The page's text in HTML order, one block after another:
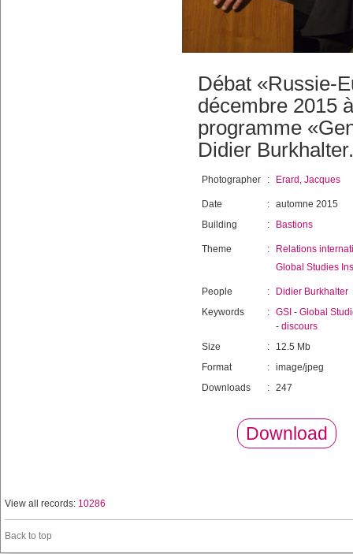
Débat «Russie-
décembre 2015
programme
Didier Burkhalter.
Photographer : Erard, Jacques
Date : automne 2015
Building
: Bastions
Theme :
Relations
Global Studies
People :
Didier Burkhalter
Keywords
: GSI - Global
- discours
Size
:
12.5 Mb
Format
: image/jpeg
Downloads
: 247
Download
View all records: 10286
Back to top